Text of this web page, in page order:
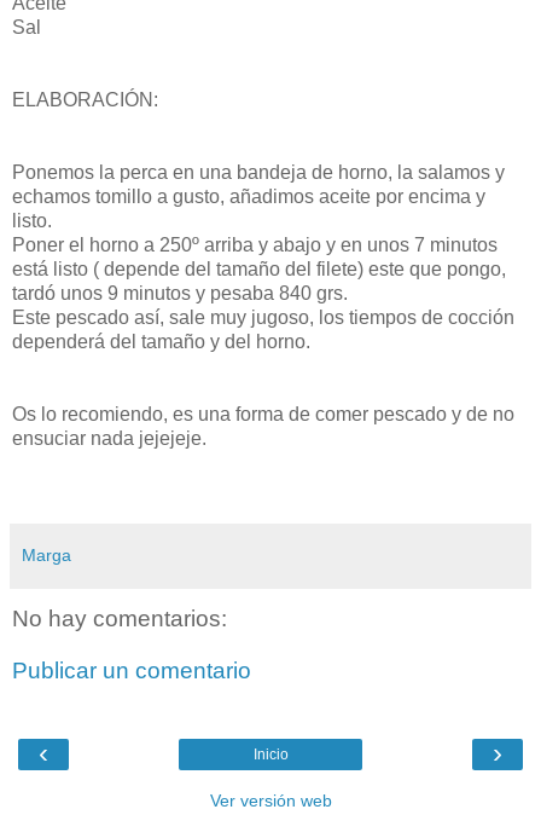
Sal
ELABORACIÓN:
Ponemos la perca en una bandeja de horno, la salamos y
echamos tomillo a gusto, añadimos aceite por encima y
listo.
Poner el horno a 250º arriba y abajo y en unos 7 minutos
está listo ( depende del tamaño del filete) este que pongo,
tardó unos 9 minutos y pesaba 840 grs.
Este pescado así, sale muy jugoso, los tiempos de cocción
dependerá del tamaño y del horno.
Os lo recomiendo, es una forma de comer pescado y de no
ensuciar nada jejejeje.
Marga
No hay comentarios:
Publicar un comentario
‹ ›
Inicio
Ver versión web